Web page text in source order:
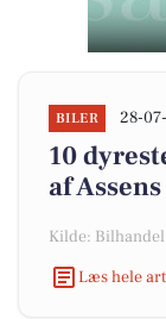
BILER 28-
10
af
Kilde: Bilhandel
Læs hele